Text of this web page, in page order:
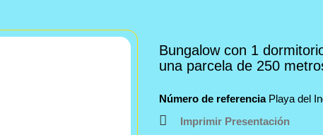
Bungalow con 1
una parcela de 250
Número de referencia Playa del
Imprimir Presentación